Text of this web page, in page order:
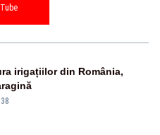
irigațiilor din România,